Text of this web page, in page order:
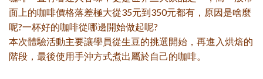
面上的咖啡價格落差極大從35元到350元都有，原因是啥麼
呢?一杯好的咖啡從哪邊開始做起呢?
本次體驗活動主要讓學員從生豆的挑選開始，再進入烘焙的
階段，最後使用手沖方式煮出屬於自己的咖啡。